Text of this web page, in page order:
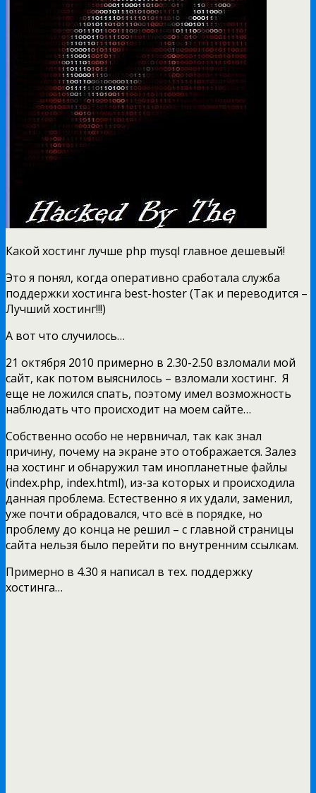
Какой хостинг лучше php mysql главное дешевый!
Это я понял, когда оперативно сработала служба
поддержки хостинга best-hoster (Так и переводится –
Лучший хостинг!!!)
А вот что случилось…
21 октября 2010 примерно в 2.30-2.50 взломали мой
сайт, как потом выяснилось – взломали хостинг. Я
еще не ложился спать, поэтому имел возможность
наблюдать что происходит на моем сайте…
Собственно особо не нервничал, так как знал
причину, почему на экране это отображается. Залез
на хостинг и обнаружил там инопланетные файлы
(index.php, index.html), из-за которых и происходила
данная проблема. Естественно я их удали, заменил,
уже почти обрадовался, что всё в порядке, но
проблему до конца не решил – с главной страницы
сайта нельзя было перейти по внутренним ссылкам.
Примерно в 4.30 я написал в тех. поддержку
хостинга…